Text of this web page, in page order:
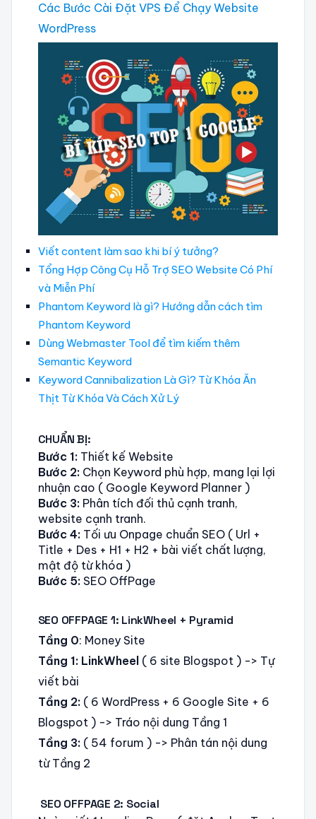
Các Bước Cài Đặt VPS Để Chạy Website
WordPress
Viết content làm sao khi bí ý tưởng?
Tổng Hợp Công Cụ Hỗ Trợ SEO Website Có Phí
và Miễn Phí
Phantom Keyword là gì? Hướng dẫn cách tìm
Phantom Keyword
Dùng Webmaster Tool để tìm kiếm thêm
Semantic Keyword
Keyword Cannibalization Là Gì? Từ Khóa Ăn
Thịt Từ Khóa Và Cách Xử Lý
CHUẨN BỊ:
Bước 1:Thiết kế Website
Bước 2:Chọn Keyword phù hợp, mang lại lợi
nhuận cao ( Google Keyword Planner )
Bước 3:Phân tích đối thủ cạnh tranh,
website cạnh tranh.
Bước 4:Tối ưu Onpage chuẩn SEO ( Url +
Title + Des + H1 + H2 + bài viết chất lượng,
mật độ từ khóa )
Bước 5:SEO OffPage
SEO OFFPAGE 1: LinkWheel + Pyramid
Tầng 0: Money Site
Tầng 1: LinkWheel( 6 site Blogspot ) -> Tự
viết bài
Tầng 2:( 6 WordPress + 6 Google Site + 6
Blogspot ) -> Tráo nội dung Tầng 1
Tầng 3:( 54 forum ) -> Phân tán nội dung
từ Tầng 2
SEO OFFPAGE 2: Social